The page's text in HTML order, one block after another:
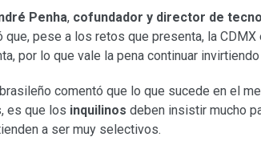
Penha, cofundador y director de
que, pese a los retos que presenta, la
por lo que vale la pena continuar
comentó que lo que sucede en el
es que los inquilinos deben insistir mucho
a ser muy selectivos.